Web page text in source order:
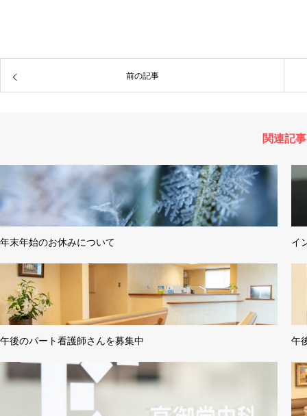
前の記事
関連記事
年末年始のお休みについて イ
午後のパート看護師さんを募集中 午